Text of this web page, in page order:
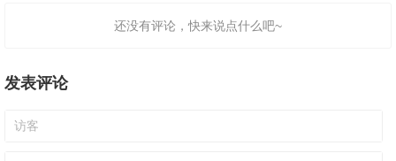
还没有评论，快来说点什么吧~
发表评论